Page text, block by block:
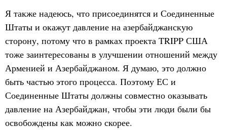
Я также надеюсь, что присоединятся и Соединенные
Штаты и окажут давление на азербайджанскую
сторону, потому что в рамках проекта TRIPP США
тоже заинтересованы в улучшении отношений между
Арменией и Азербайджаном. Я думаю, это должно
быть частью этого процесса. Поэтому ЕС и
Соединенные Штаты должны совместно оказывать
давление на Азербайджан, чтобы эти люди были бы
освобождены как можно скорее.